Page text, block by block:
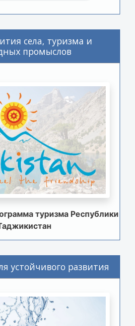
села, туризма и
промыслов
туризма Республики
устойчивого развития